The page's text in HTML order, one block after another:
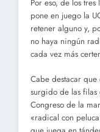
Por eso, de los
pone en juego la
retener alguno y,
no haya ningún
cada vez más
Cabe destacar
surgido de las filas
Congreso de la
«radical con